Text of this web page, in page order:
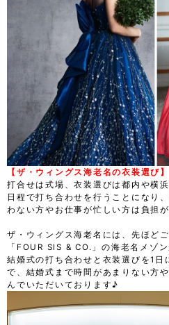
【ザ・ウィングス海老名の衣装選び】
打合せは式場、衣装選びは都内や横
日程で打ち合わせを行うことになり
わない方やお仕事が忙しい方は負担
ザ・ウィングス海老名には、先ほど
「FOUR SIS & CO.」の海老名メゾ
結婚式の打ち合わせと衣装選びを1日
で、結婚式まで時間があまりない方
んでいただいております♪